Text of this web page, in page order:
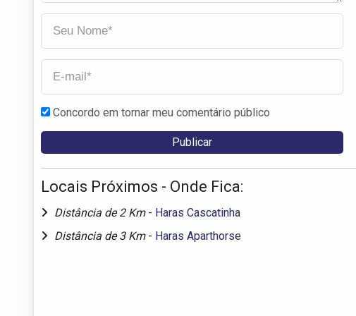
Concordo em tornar meu comentário público
Locais Próximos - Onde Fica:
Distância de 2 Km - Haras Cascatinha
Distância de 3 Km - Haras Aparthorse